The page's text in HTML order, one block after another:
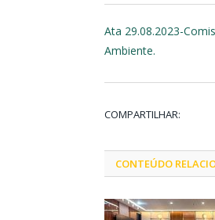
Ata 29.08.2023-
Ambiente.
COMPARTILHAR:
CONTEÚDO